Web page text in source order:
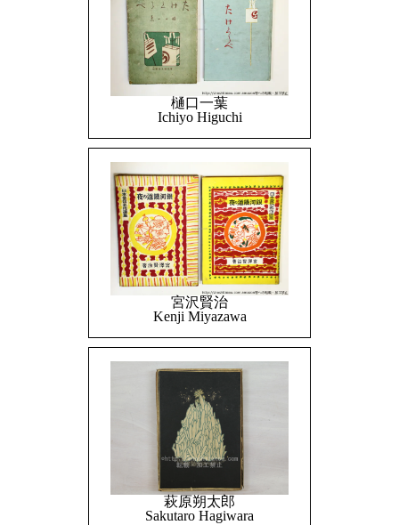
樋口一葉
Ichiyo Higuchi
宮沢賢治
Kenji Miyazawa
萩原朔太郎
Sakutaro Hagiwara